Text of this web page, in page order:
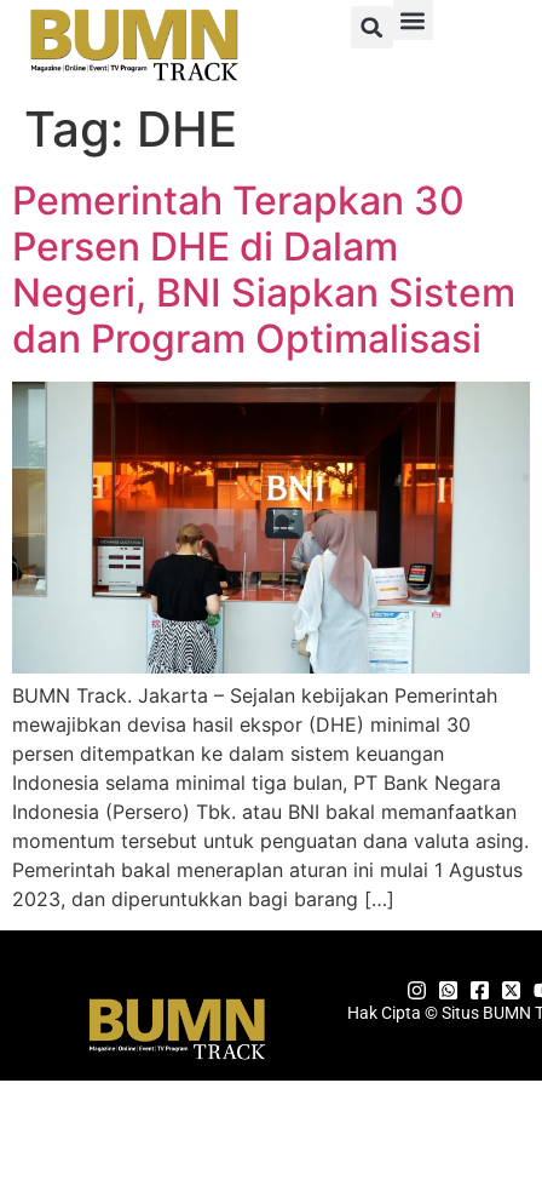
Tag: DHE
Pemerintah Terapkan 30
Persen DHE di Dalam
Negeri, BNI Siapkan Sistem
dan Program Optimalisasi
BUMN Track. Jakarta – Sejalan kebijakan Pemerintah
mewajibkan devisa hasil ekspor (DHE) minimal 30
persen ditempatkan ke dalam sistem keuangan
Indonesia selama minimal tiga bulan, PT Bank Negara
Indonesia (Persero) Tbk. atau BNI bakal memanfaatkan
momentum tersebut untuk penguatan dana valuta asing.
Pemerintah bakal meneraplan aturan ini mulai 1 Agustus
2023, dan diperuntukkan bagi barang […]
Hak Cipta © Situs BUMN